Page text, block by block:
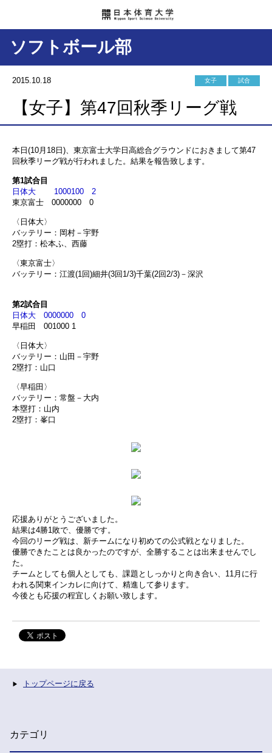
ソフトボール部
2015.10.18 女子 試合
【女子】第47回秋季リーグ戦
本日(10月18日)、東京富士大学日高総合グラウンドにおきまして第47
回秋季リーグ戦が行われました。結果を報告致します。
第1試合目
日体大 1000100 2
東京富士 0000000 0
〈日体大〉
バッテリー：岡村－宇野
2塁打：松本ふ、西藤
〈東京富士〉
バッテリー：江渡(1回)細井(3回1/3)千葉(2回2/3)－深沢
第2試合目
日体大 0000000 0
早稲田 001000 1
〈日体大〉
バッテリー：山田－宇野
2塁打：山口
〈早稲田〉
バッテリー：常盤－大内
本塁打：山内
2塁打：峯口
応援ありがとうございました。
結果は4勝1敗で、優勝です。
今回のリーグ戦は、新チームになり初めての公式戦となりました。
優勝できたことは良かったのですが、全勝することは出来ませんでし
た。
チームとしても個人としても、課題としっかりと向き合い、11月に行
われる関東インカレに向けて、精進して参ります。
今後とも応援の程宜しくお願い致します。
トップページに戻る
カテゴリ